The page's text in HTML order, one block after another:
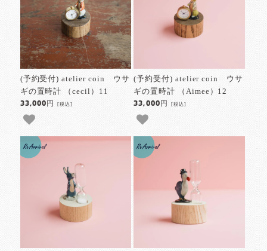
(予約受付) atelier coin ウサ
ギの置時計 （cecil）11
33,000円[税込]
(予約受付) atelier coin ウサ
ギの置時計 （Aimee）12
33,000円 [税込]